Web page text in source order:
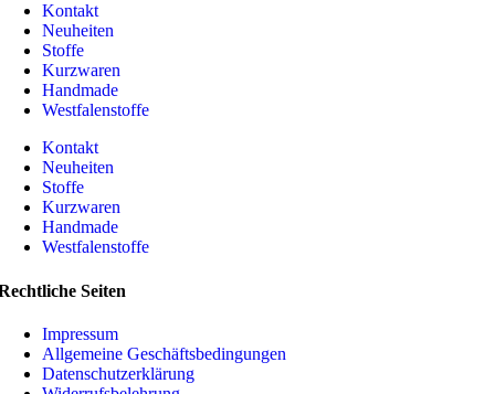
Kontakt
Neuheiten
Stoffe
Kurzwaren
Handmade
Westfalenstoffe
Kontakt
Neuheiten
Stoffe
Kurzwaren
Handmade
Westfalenstoffe
Seiten
Impressum
Allgemeine Geschäftsbedingungen
Datenschutzerklärung